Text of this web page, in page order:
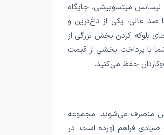
لیسانس میتسوبیشی، جایگاه
عالی، یکی از داغ‌ترین و
بلوکه کردن بخش بزرگی از
شما با پرداخت بخشی از قیمت
حفظ می‌کنید.
منصرف می‌شوند. مجموعه
صیادی فراهم آورده است. در